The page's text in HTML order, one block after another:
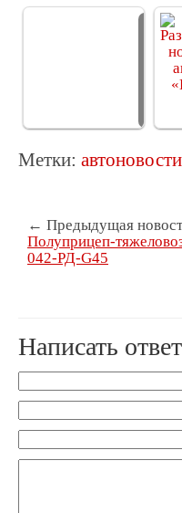
Метки: автоновости
← Предыдущая
Полуприцеп-
042-РД-G45
Написать ответ